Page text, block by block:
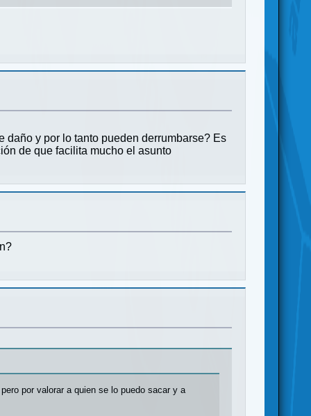
y por lo tanto pueden derrumbarse? Es
de que facilita mucho el asunto
por valorar a quien se lo puedo sacar y a